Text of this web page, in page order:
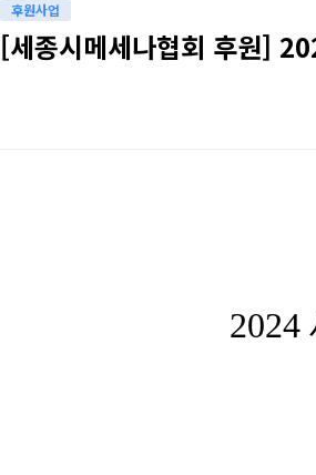
후원사업
[세종시메세나협회 후원]
2024